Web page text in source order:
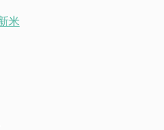
米